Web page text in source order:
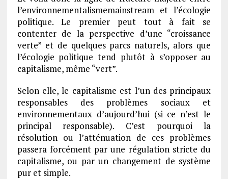
l’environnementalismemainstream et l’écologie
politique. Le premier peut tout à fait se
contenter de la perspective d’une “croissance
verte” et de quelques parcs naturels, alors que
l’écologie politique tend plutôt à s’opposer au
capitalisme, même “vert”.
Selon elle, le capitalisme est l’un des principaux
responsables des problèmes sociaux et
environnementaux d’aujourd’hui (si ce n’est le
principal responsable). C’est pourquoi la
résolution ou l’atténuation de ces problèmes
passera forcément par une régulation stricte du
capitalisme, ou par un changement de système
pur et simple.